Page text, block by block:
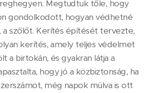
Megtudtuk tőle, hogy
gondolkodott, hogyan védhetné
szőlőt. Kerítés építését tervezte,
kerítés, amely teljes védelmet
a birtokán, és gyakran látja a
hogy jó a közbiztonság, ha
még napok múlva is ott